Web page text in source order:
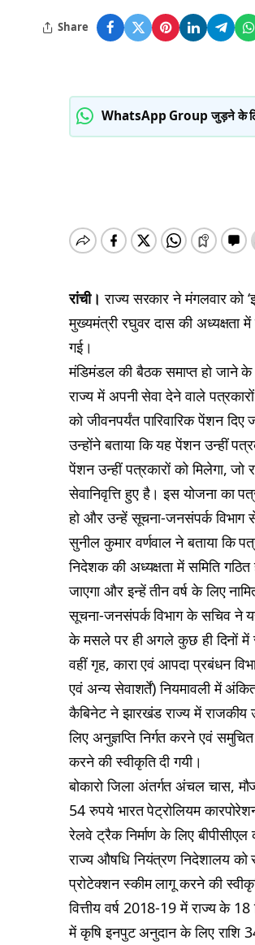
Share
WhatsApp Group जुड़ने के
रांची। राज्य सरकार ने मंगलवार को
मुख्यमंत्री रघुवर दास की अध्यक्षता
गई।
मंडिमंडल की बैठक समाप्त हो जाने के
राज्य में अपनी सेवा देने वाले
को जीवनपर्यंत पारिवारिक पेंशन दिए
उन्होंने बताया कि यह पेंशन उन्हीं
पेंशन उन्हीं पत्रकारों को मिलेगा,
सेवानिवृत्ति हुए है। इस योजना का
हो और उन्हें सूचना-जनसंपर्क विभाग से
सुनील कुमार वर्णवाल ने बताया कि
निदेशक की अध्यक्षता में समिति
जाएगा और इन्हें तीन वर्ष के लिए
सूचना-जनसंपर्क विभाग के सचिव ने
के मसले पर ही अगले कुछ ही दिनों में
वहीं गृह, कारा एवं आपदा प्रबंधन
एवं अन्य सेवाशर्तें) नियमावली में
कैबिनेट ने झारखंड राज्य में
लिए अनुज्ञप्ति निर्गत करने एवं
करने की स्वीकृति दी गयी।
बोकारो जिला अंतर्गत अंचल चास,
54 रुपये भारत पेट्रोलियम
रेलवे ट्रैक निर्माण के लिए
राज्य औषधि नियंत्रण निदेशालय को
प्रोटेक्शन स्कीम लागू करने की
वित्तीय वर्ष 2018-19 में राज्य के
में कृषि इनपुट अनुदान के लिए राशि